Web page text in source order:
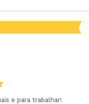
e para trabalhar!